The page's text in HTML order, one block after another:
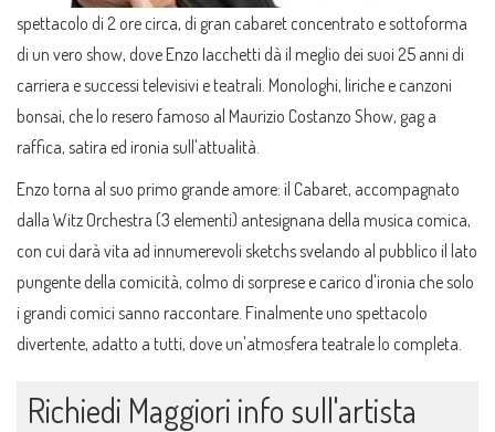
spettacolo di 2 ore circa, di gran cabaret concentrato e sottoforma
di un vero show, dove Enzo Iacchetti dà il meglio dei suoi 25 anni di
carriera e successi televisivi e teatrali. Monologhi, liriche e canzoni
bonsai, che lo resero famoso al Maurizio Costanzo Show, gag a
raffica, satira ed ironia sull'attualità.
Enzo torna al suo primo grande amore: il Cabaret, accompagnato
dalla Witz Orchestra (3 elementi) antesignana della musica comica,
con cui darà vita ad innumerevoli sketchs svelando al pubblico il lato
pungente della comicità, colmo di sorprese e carico d'ironia che solo
i grandi comici sanno raccontare. Finalmente uno spettacolo
divertente, adatto a tutti, dove un'atmosfera teatrale lo completa.
Richiedi Maggiori info sull'artista